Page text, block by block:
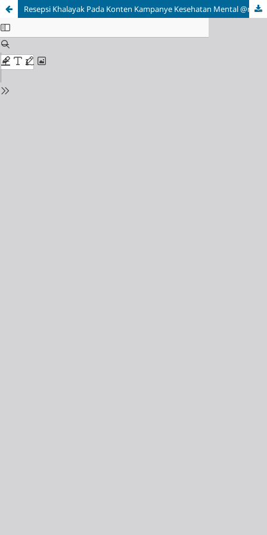
Resepsi Khalayak Pada Konten Kampanye Kesehatan Mental @marshanda99 Dalam Diri Remaja